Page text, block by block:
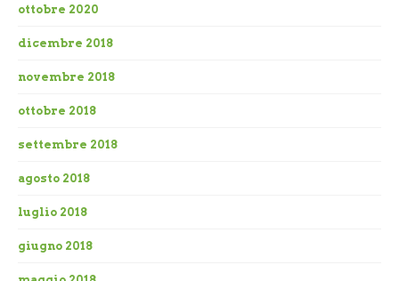
ottobre 2020
dicembre 2018
novembre 2018
ottobre 2018
settembre 2018
agosto 2018
luglio 2018
giugno 2018